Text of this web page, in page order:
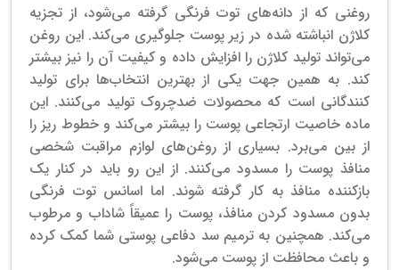
روغنی که از دانه‌های توت فرنگی گرفته می‌شود، از تجزیه
کلاژن انباشته شده در زیر پوست جلوگیری می‌کند. این روغن
می‌تواند تولید کلاژن را افزایش داده و کیفیت آن را نیز بیشتر
کند. به همین جهت یکی از بهترین انتخاب‌ها برای تولید
کنندگانی است که محصولات ضدچروک تولید می‌کنند. این
ماده خاصیت ارتجاعی پوست را بیشتر می‌کند و خطوط ریز را
از بین می‌برد. بسیاری از روغن‌های لوازم مراقبت شخصی
منافذ پوست را مسدود می‌کنند. از این رو باید در کنار یک
بازکننده منافذ به کار گرفته شوند. اما اسانس توت فرنگی
بدون مسدود کردن منافذ، پوست را عمیقاً شاداب و مرطوب
می‌کند. همچنین به ترمیم سد دفاعی پوستی شما کمک کرده
و باعث محافظت از پوست می‌شود.